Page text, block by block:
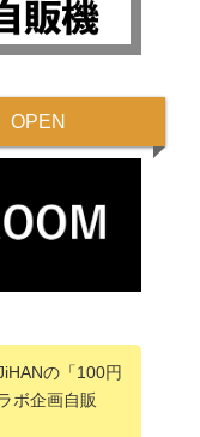
OPEN
の「100円
ボ企画自販